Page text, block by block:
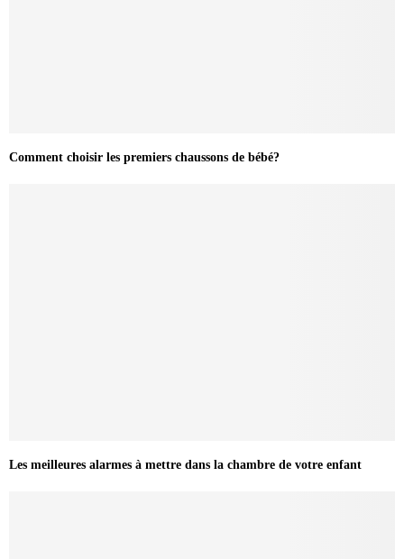
Comment choisir les premiers chaussons de bébé?
Les meilleures alarmes à mettre dans la chambre de votre enfant